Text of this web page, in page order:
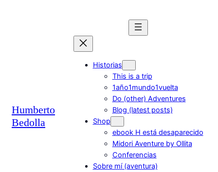
Humberto
Bedolla
Historias
This is a trip
1año1mundo1vuelta
Do (other) Adventures
Blog (latest posts)
Shop
ebook H está desaparecido
Midori Aventure by Ollita
Conferencias
Sobre mí (aventura)